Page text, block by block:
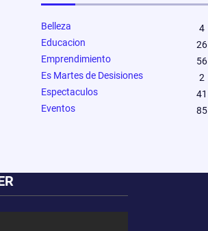
Belleza
4
Educacion
26
Emprendimiento
56
Es Martes de Desisiones
2
Espectaculos
41
Eventos
85